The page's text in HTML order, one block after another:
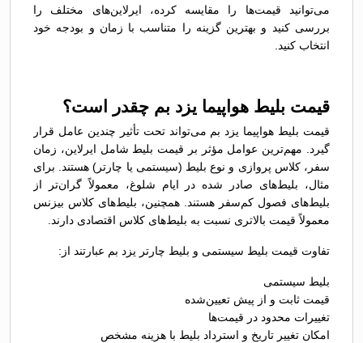
می‌توانید قیمت‌ها را مقایسه کرده، ایرلاین‌های مختلف را
بررسی کنید و بهترین گزینه را متناسب با زمان و بودجه خود
انتخاب کنید.
قیمت بلیط هواپیما یزد بم چقدر است؟
قیمت بلیط هواپیما یزد بم می‌تواند تحت تأثیر چندین عامل قرار
گیرد. مهم‌ترین عوامل مؤثر بر قیمت بلیط شامل ایرلاین، زمان
سفر، کلاس پروازی و نوع بلیط (سیستمی یا چارتر) هستند. برای
مثال، بلیط‌های صادر شده در ایام شلوغ، معمولاً گران‌تر از
بلیط‌های فصول کم‌سفر هستند. همچنین، بلیط‌های کلاس بیزنس
معمولاً قیمت بالاتری نسبت به بلیط‌های کلاس اقتصادی دارند.
تفاوت قیمت بلیط سیستمی و بلیط چارتر یزد بم عبارتند از:
بلیط سیستمی
قیمت ثابت و از پیش تعیین‌شده
تغییرات محدود در قیمت‌ها
امکان تغییر تاریخ و استرداد بلیط با هزینه مشخص